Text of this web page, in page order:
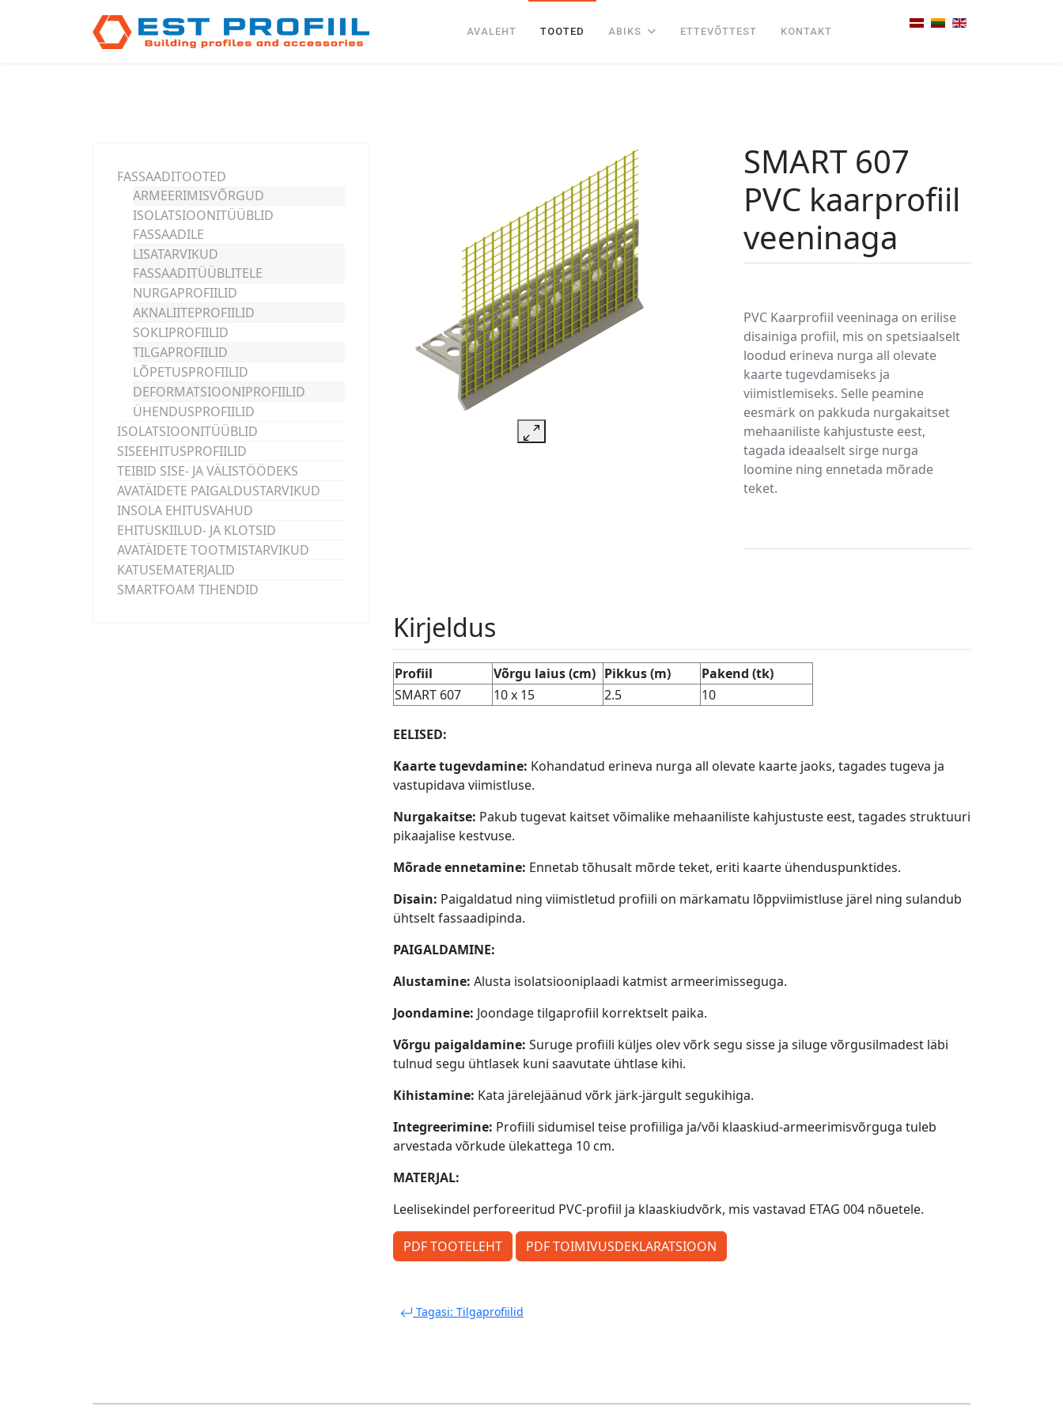
AVALEHT TOOTED ABIKS ETTEVÕTTEST KONTAKT
Vali keel
FASSAADITOOTED
ARMEERIMISVÕRGUD
ISOLATSIOONITÜÜBLID
FASSAADILE
LISATARVIKUD
FASSAADITÜÜBLITELE
NURGAPROFIILID
AKNALIITEPROFIILID
SOKLIPROFIILID
TILGAPROFIILID
LÕPETUSPROFIILID
DEFORMATSIOONIPROFIILID
ÜHENDUSPROFIILID
ISOLATSIOONITÜÜBLID
SISEEHITUSPROFIILID
TEIBID SISE- JA VÄLISTÖÖDEKS
AVATÄIDETE PAIGALDUSTARVIKUD
INSOLA EHITUSVAHUD
EHITUSKIILUD- JA KLOTSID
AVATÄIDETE TOOTMISTARVIKUD
KATUSEMATERJALID
SMARTFOAM TIHENDID
SMART 607
PVC kaarprofiil
veeninaga
PVC Kaarprofiil veeninaga on erilise
disainiga profiil, mis on spetsiaalselt
loodud erineva nurga all olevate
kaarte tugevdamiseks ja
viimistlemiseks. Selle peamine
eesmärk on pakkuda nurgakaitset
mehaaniliste kahjustuste eest,
tagada ideaalselt sirge nurga
loomine ning ennetada mõrade
teket.
Kirjeldus
Profiil Võrgu laius (cm) Pikkus (m)
Pakend (tk)
SMART 607
10 x 15 2.5 10
EELISED:
Kaarte tugevdamine: Kohandatud erineva nurga all olevate kaarte jaoks, tagades tugeva ja
vastupidava viimistluse.
Nurgakaitse: Pakub tugevat kaitset võimalike mehaaniliste kahjustuste eest, tagades struktuuri
pikaajalise kestvuse.
Mõrade ennetamine: Ennetab tõhusalt mõrde teket, eriti kaarte ühenduspunktides.
Disain: Paigaldatud ning viimistletud profiili on märkamatu lõppviimistluse järel ning sulandub
ühtselt fassaadipinda.
PAIGALDAMINE:
Alustamine: Alusta isolatsiooniplaadi katmist armeerimisseguga.
Joondamine: Joondage tilgaprofiil korrektselt paika.
Võrgu paigaldamine: Suruge profiili küljes olev võrk segu sisse ja siluge võrgusilmadest läbi
tulnud segu ühtlasek kuni saavutate ühtlase kihi.
Kihistamine: Kata järelejäänud võrk järk-järgult segukihiga.
Integreerimine: Profiili sidumisel teise profiiliga ja/või klaaskiud-armeerimisvõrguga tuleb
arvestada võrkude ülekattega 10 cm.
MATERJAL:
Leelisekindel perforeeritud PVC-profiil ja klaaskiudvõrk, mis vastavad ETAG 004 nõuetele.
PDF TOOTELEHT PDF TOIMIVUSDEKLARATSIOON
Tagasi: Tilgaprofiilid